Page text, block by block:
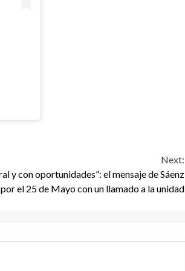
Next:
y con oportunidades”: el mensaje de Sáenz
por el 25 de Mayo con un llamado a la unidad